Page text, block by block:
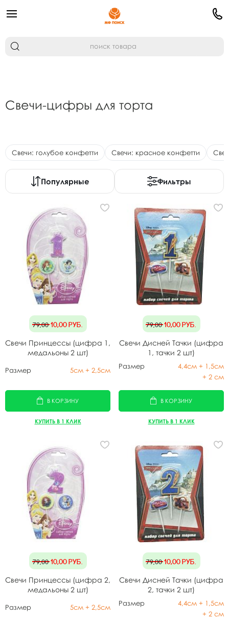
Свечи-цифры для торта
Свечи: голубое конфетти Свечи: красное конфетти
Популярные Фильтры
79,0010,00руб.
Свечи Принцессы (цифра 1,
медальоны 2 шт)
Размер 5см + 2,5см
В КОРЗИНУ
КУПИТЬ В 1 КЛИК
79,0010,00руб.
Свечи Дисней Тачки (цифра
1, тачки 2 шт)
Размер
4,4см + 1,5см
+ 2 см
В КОРЗИНУ
КУПИТЬ В 1 КЛИК
79,0010,00руб.
Свечи Принцессы (цифра 2,
медальоны 2 шт)
Размер 5см + 2,5см
79,0010,00руб.
Свечи Дисней Тачки (цифра
2, тачки 2 шт)
Размер
4,4см + 1,5см
+ 2 см